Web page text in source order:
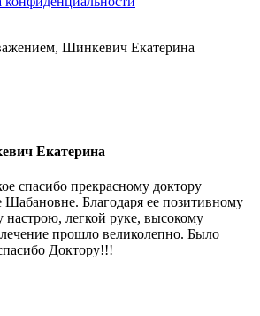
Шинкевич Екатерина
Екатерина
спасибо прекрасному доктору
Благодаря ее позитивному
настрою, легкой руке, высокому
прошло великолепно. Было
Доктору!!!